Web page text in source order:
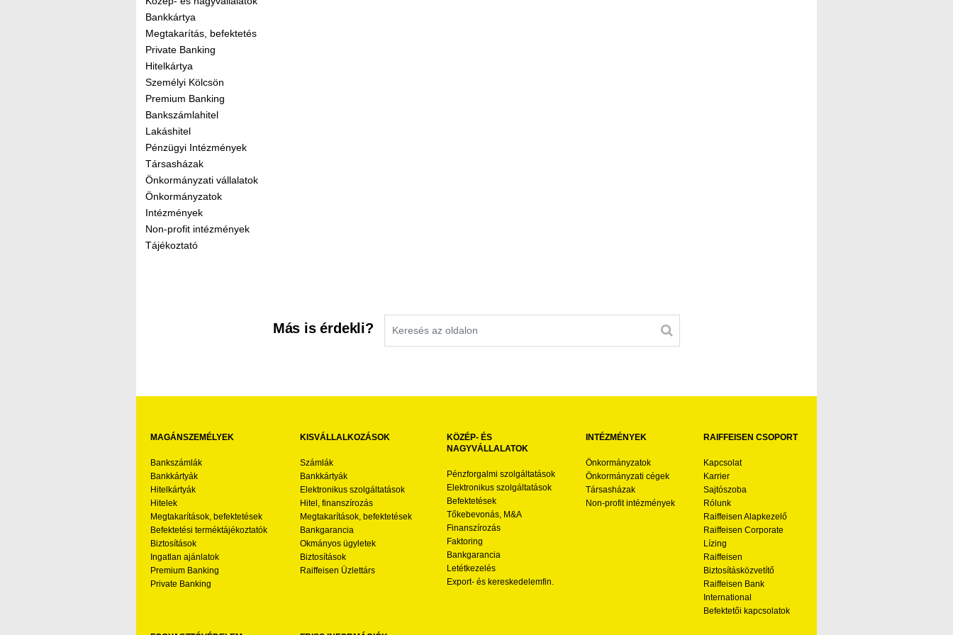
Bankkártya
Megtakarítás, befektetés
Private Banking
Hitelkártya
Személyi Kölcsön
Premium Banking
Bankszámlahitel
Lakáshitel
Pénzügyi Intézmények
Társasházak
Önkormányzati vállalatok
Önkormányzatok
Intézmények
Non-profit intézmények
Tájékoztató
Más is érdekli?
MAGÁNSZEMÉLYEK
Bankszámlák
Bankkártyák
Hitelkártyák
Hitelek
Megtakarítások, befektetések
Befektetési terméktájékoztatók
Biztosítások
Ingatlan ajánlatok
Premium Banking
Private Banking
KISVÁLLALKOZÁSOK
Számlák
Bankkártyák
Elektronikus szolgáltatások
Hitel, finanszírozás
Megtakarítások, befektetések
Bankgarancia
Okmányos ügyletek
Biztosítások
Raiffeisen Üzlettárs
KÖZÉP- ÉS
NAGYVÁLLALATOK
Pénzforgalmi szolgáltatások
Elektronikus szolgáltatások
Befektetések
Tőkebevonás, M&A
Finanszírozás
Faktoring
Bankgarancia
Letétkezelés
Export- és kereskedelemfin.
INTÉZMÉNYEK
Önkormányzatok
Önkormányzati cégek
Társasházak
Non-profit intézmények
RAIFFEISEN CSOPORT
Kapcsolat
Karrier
Sajtószoba
Rólunk
Raiffeisen Alapkezelő
Raiffeisen Corporate
Lízing
Raiffeisen
Biztosításközvetítő
Raiffeisen Bank
International
Befektetői kapcsolatok